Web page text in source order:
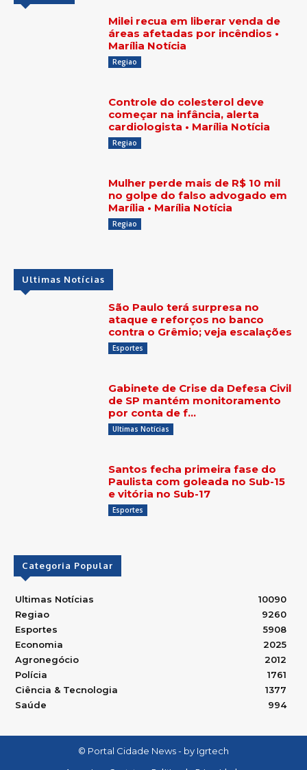
Milei recua em liberar venda de
áreas afetadas por incêndios •
Marília Notícia
Regiao
Controle do colesterol deve
começar na infância, alerta
cardiologista • Marília Notícia
Regiao
Mulher perde mais de R$ 10 mil
no golpe do falso advogado em
Marília • Marília Notícia
Regiao
Ultimas Notícias
São Paulo terá surpresa no
ataque e reforços no banco
contra o Grêmio; veja escalações
Esportes
Gabinete de Crise da Defesa Civil
de SP mantém monitoramento
por conta de f…
Ultimas Notícias
Santos fecha primeira fase do
Paulista com goleada no Sub-15
e vitória no Sub-17
Esportes
Categoria Popular
Ultimas Notícias
10090
Regiao
9260
Esportes
5908
Economia
2025
Agronegócio
2012
Polícia
1761
Ciência & Tecnologia
1377
Saúde
994
© Portal Cidade News - by Igrtech